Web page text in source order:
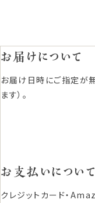
お届けについて
お届け日時にご指定が
ます）。
お支払いについて
クレジットカード・